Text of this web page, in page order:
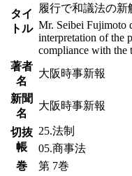
タイ
トル
履行で和議法の新
Mr. Seibei Fujimoto
interpretation of the
compliance with the
著者
名
大阪時事新報
新聞
名
大阪時事新報
切抜
帳
25.法制
05.商事法
巻
第 7巻